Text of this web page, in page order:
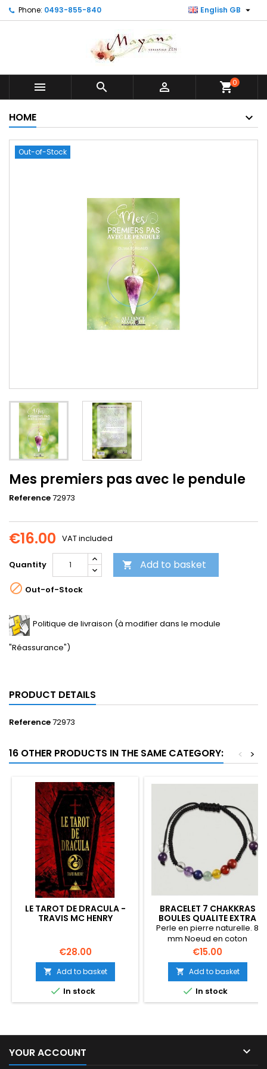
Phone: 0493-855-840 English GB 
   shopping_cart0
HOME
Out-of-Stock
Mes premiers pas avec le pendule
Reference72973
€16.00 VAT included
Quantity  Add to basket
 Out-of-Stock
Politique de livraison (à modifier dans le module
"Réassurance")
PRODUCT DETAILS
Reference72973
16 OTHER PRODUCTS IN THE SAME CATEGORY: >
<
LE TAROT DE DRACULA -
TRAVIS MC HENRY
Price
€28.00
 Add to basket
 In stock
BRACELET 7 CHAKKRAS
BOULES QUALITE EXTRA
Perle en pierre naturelle. 8
mm Noeud en coton
coulissant.
Price
€15.00
 Add to basket
 In stock
YOUR ACCOUNT 